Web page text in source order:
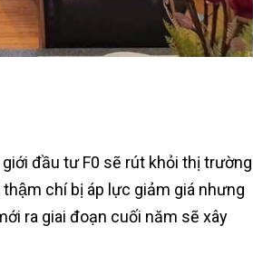
đầu tư F0 sẽ rút khỏi thị trường
chí bị áp lực giảm giá nhưng
ra giai đoạn cuối năm sẽ xây